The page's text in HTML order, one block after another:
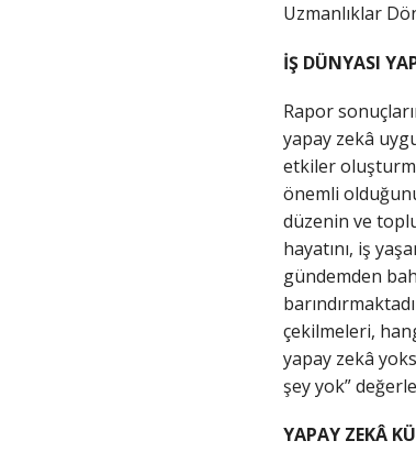
Uzmanlıklar
İŞ DÜNYASI
Rapor
yapay zekâ
etkiler
önemli
düzenin ve
hayatını, iş
gündemden
çekilmeleri,
yapay zekâ
şey yok”
YAPAY ZEKÂ